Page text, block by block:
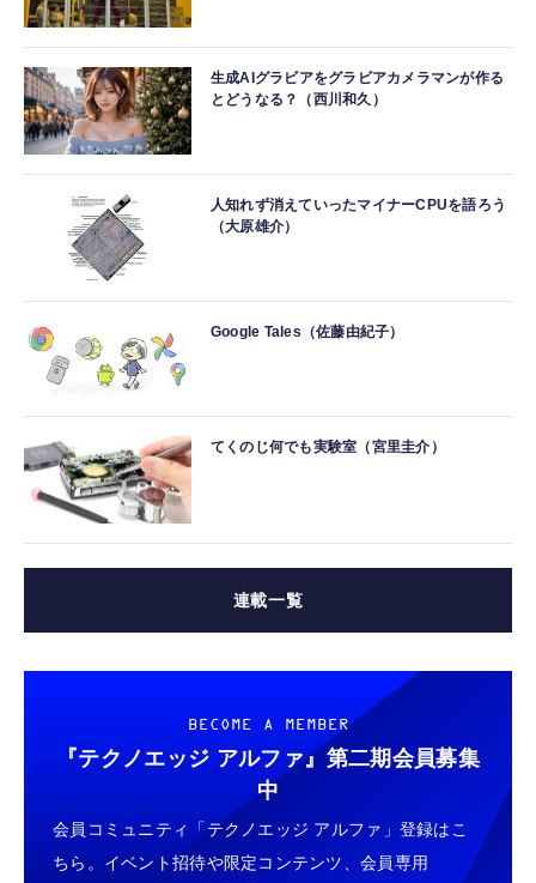
生成AIグラビアをグラビアカメラマンが作る
とどうなる？（西川和久）
人知れず消えていったマイナーCPUを語ろう
（大原雄介）
Google Tales（佐藤由紀子）
てくのじ何でも実験室（宮里圭介）
連載一覧
BECOME A MEMBER
『テクノエッジ アルファ』 第二期会員募集
中
会員コミュニティ「テクノエッジ アルファ」登録はこ
ちら。イベント招待や限定コンテンツ、会員専用